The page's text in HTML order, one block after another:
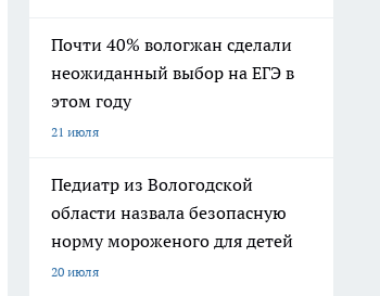
Почти 40% вологжан сделали
неожиданный выбор на ЕГЭ в
этом году
21 июля
Педиатр из Вологодской
области назвала безопасную
норму мороженого для детей
20 июля